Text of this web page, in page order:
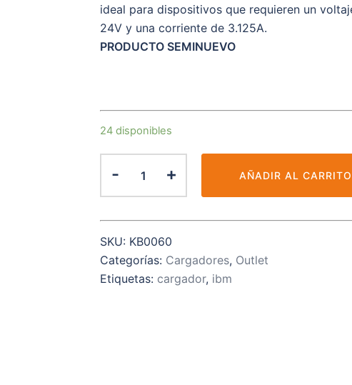
45,15€.
35,24€.
ideal para dispositivos que requieren un
24V y una corriente de 3.125A.
PRODUCTO SEMINUEVO
24 disponibles
-
TG-
7501
IBM
cantidad
+ AÑADIR AL CARRITO
SKU: KB0060
Categorías: Cargadores, Outlet
Etiquetas: cargador, ibm